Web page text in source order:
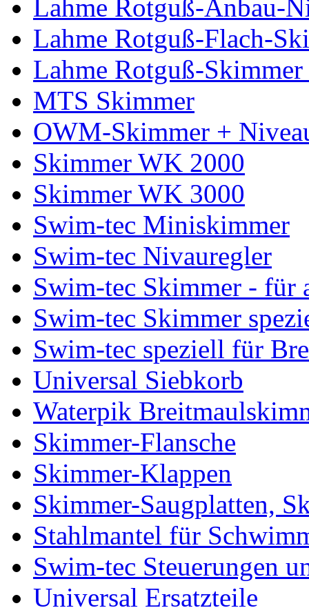
Lahme Rotguß-Anbau-
Lahme Rotguß-Flach-
Lahme Rotguß-
MTS Skimmer
OWM-Skimmer +
Skimmer WK 2000
Skimmer WK 3000
Swim-tec Miniskimmer
Swim-tec Nivauregler
Swim-tec Skimmer - für
Swim-tec Skimmer
Swim-tec speziell für
Universal Siebkorb
Waterpik
Skimmer-Flansche
Skimmer-Klappen
Skimmer-Saugplatten,
Stahlmantel für
Swim-tec Steuerungen
Universal Ersatzteile